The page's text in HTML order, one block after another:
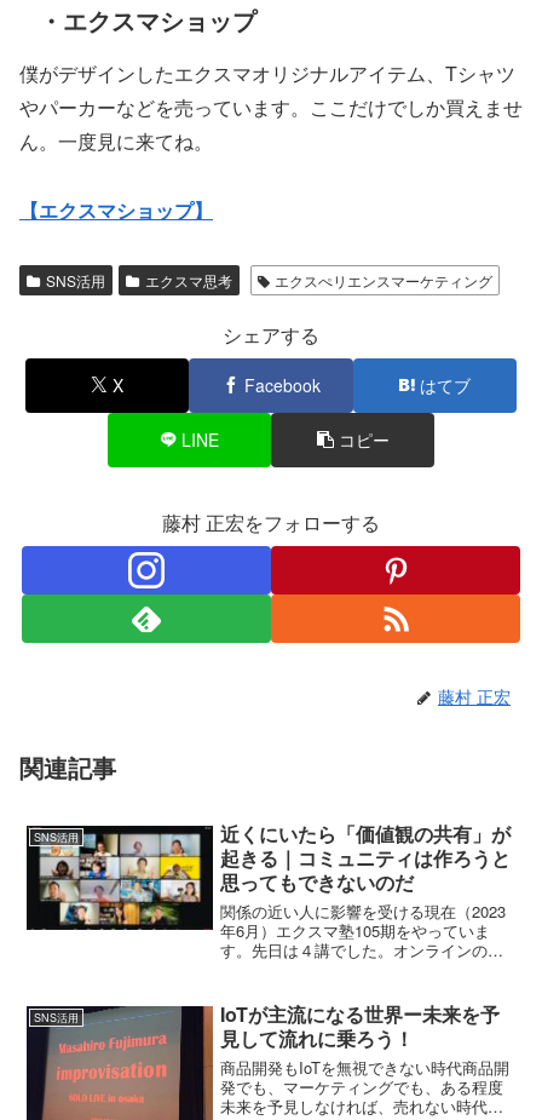
・エクスマショップ
僕がデザインしたエクスマオリジナルアイテム、Tシャツ
やパーカーなどを売っています。ここだけでしか買えませ
ん。一度見に来てね。
【エクスマショップ】
SNS活用 エクスマ思考 エクスぺリエンスマーケティング
シェアする
X Facebook はてブ
LINE コピー
藤村 正宏をフォローする
藤村 正宏
関連記事
SNS活用
近くにいたら「価値観の共有」が
起きる｜コミュニティは作ろうと
思ってもできないのだ
関係の近い人に影響を受ける現在（2023
年6月）エクスマ塾105期をやっていま
す。先日は４講でした。オンラインの塾
り仲良くなっている。リアルの関係で
も、SNSの関係で...
SNS活用
IoTが主流になる世界ー未来を予
見して流れに乗ろう！
商品開発もIoTを無視できない時代商品開
発でも、マーケティングでも、ある程度
未来を予見しなければ、売れない時代に